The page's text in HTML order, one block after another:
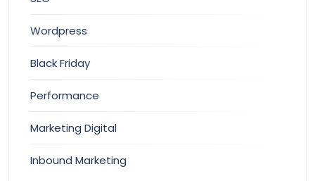
Wordpress
Black Friday
Performance
Marketing Digital
Inbound Marketing